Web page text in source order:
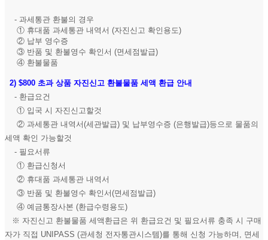
- 과세통관 환불의 경우
① 휴대품 과세통관 내역서 (자진신고 확인용도)
② 납부 영수증
③ 반품 및 환불영수 확인서 (면세점발급)
④ 환불물품
2) $800 초과 상품 자진신고 환불물품 세액 환급 안내
- 환급요건
① 입국 시 자진신고할것
② 과세통관 내역서(세관발급) 및 납부영수증 (은행발급)등으로 물품의
세액 확인 가능할것
- 필요서류
① 환급신청서
② 휴대품 과세통관 내역서
③ 반품 및 환불영수 확인서(면세점발급)
④ 예금통장사본 (환급수령용도)
※ 자진신고 환불물품 세액환급은 위 환급요건 및 필요서류 충족 시 구매
자가 직접 UNIPASS (관세청 전자통관시스템)를 통해 신청 가능하며, 면세